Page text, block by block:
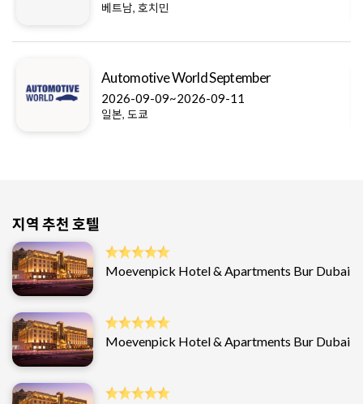
베트남, 호치민
Automotive World September
2026-09-09~2026-09-11
일본, 도쿄
지역 추천 호텔
Moevenpick Hotel & Apartments Bur Dubai
Moevenpick Hotel & Apartments Bur Dubai